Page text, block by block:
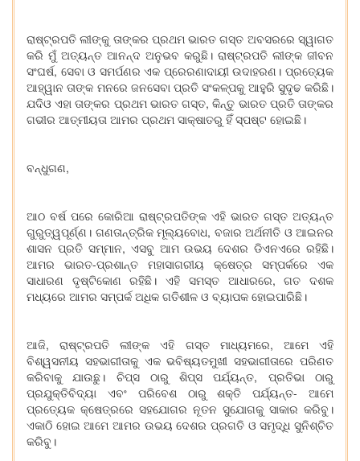
ରାଷ୍ଟ୍ରପତି ଲୀଙ୍କୁ ତାଙ୍କର ପ୍ରଥମ ଭାରତ ଗସ୍ତ ଅବସରରେ ସ୍ୱାଗତ
କରି ମୁଁ ଅତ୍ୟନ୍ତ ଆନନ୍ଦ ଅନୁଭବ କରୁଛି। ରାଷ୍ଟ୍ରପତି ଲୀଙ୍କ ଜୀବନ
ସଂଘର୍ଷ, ସେବା ଓ ସମର୍ପଣର ଏକ ପ୍ରେରଣାଦାୟୀ ଉଦାହରଣ। ପ୍ରତ୍ୟେକ
ଆହ୍ୱାନ ତାଙ୍କ ମନରେ ଜନସେବା ପ୍ରତି ସଂକଳ୍ପକୁ ଆହୁରି ସୁଦୃଢ କରିଛି।
ଯଦିଓ ଏହା ତାଙ୍କର ପ୍ରଥମ ଭାରତ ଗସ୍ତ, କିନ୍ତୁ ଭାରତ ପ୍ରତି ତାଙ୍କର
ଗଭୀର ଆତ୍ମୀୟତା ଆମର ପ୍ରଥମ ସାକ୍ଷାତରୁ ହିଁ ସ୍ପଷ୍ଟ ହୋଇଛି।
ବନ୍ଧୁଗଣ,
ଆଠ ବର୍ଷ ପରେ କୋରିଆ ରାଷ୍ଟ୍ରପତିଙ୍କ ଏହି ଭାରତ ଗସ୍ତ ଅତ୍ୟନ୍ତ
ଗୁରୁତ୍ୱପୂର୍ଣ୍ଣ। ଗଣତାନ୍ତ୍ରିକ ମୂଲ୍ୟବୋଧ, ବଜାର ଅର୍ଥନୀତି ଓ ଆଇନର
ଶାସନ ପ୍ରତି ସମ୍ମାନ, ଏସବୁ ଆମ ଉଭୟ ଦେଶର ଡିଏନଏରେ ରହିଛି।
ଆମର ଭାରତ-ପ୍ରଶାନ୍ତ ମହାସାଗରୀୟ କ୍ଷେତ୍ର ସମ୍ପର୍କରେ ଏକ
ସାଧାରଣ ଦୃଷ୍ଟିକୋଣ ରହିଛି। ଏହି ସମସ୍ତ ଆଧାରରେ, ଗତ ଦଶକ
ମଧ୍ୟରେ ଆମର ସମ୍ପର୍କ ଅଧିକ ଗତିଶୀଳ ଓ ବ୍ୟାପକ ହୋଇପାରିଛି।
ଆଜି, ରାଷ୍ଟ୍ରପତି ଲୀଙ୍କ ଏହି ଗସ୍ତ ମାଧ୍ୟମରେ, ଆମେ ଏହି
ବିଶ୍ୱସନୀୟ ସହଭାଗୀତାକୁ ଏକ ଭବିଷ୍ୟତମୁଖୀ ସହଭାଗୀତାରେ ପରିଣତ
କରିବାକୁ ଯାଉଛୁ। ଚିପ୍ସ ଠାରୁ ଶିପ୍ସ ପର୍ଯ୍ୟନ୍ତ, ପ୍ରତିଭା ଠାରୁ
ପ୍ରଯୁକ୍ତିବିଦ୍ୟା ଏବଂ ପରିବେଶ ଠାରୁ ଶକ୍ତି ପର୍ଯ୍ୟନ୍ତ- ଆମେ
ପ୍ରତ୍ୟେକ କ୍ଷେତ୍ରରେ ସହଯୋଗର ନୂତନ ସୁଯୋଗକୁ ସାକାର କରିବୁ।
ଏକାଠି ହୋଇ ଆମେ ଆମର ଉଭୟ ଦେଶର ପ୍ରଗତି ଓ ସମୃଦ୍ଧି ସୁନିଶ୍ଚିତ
କରିବୁ।